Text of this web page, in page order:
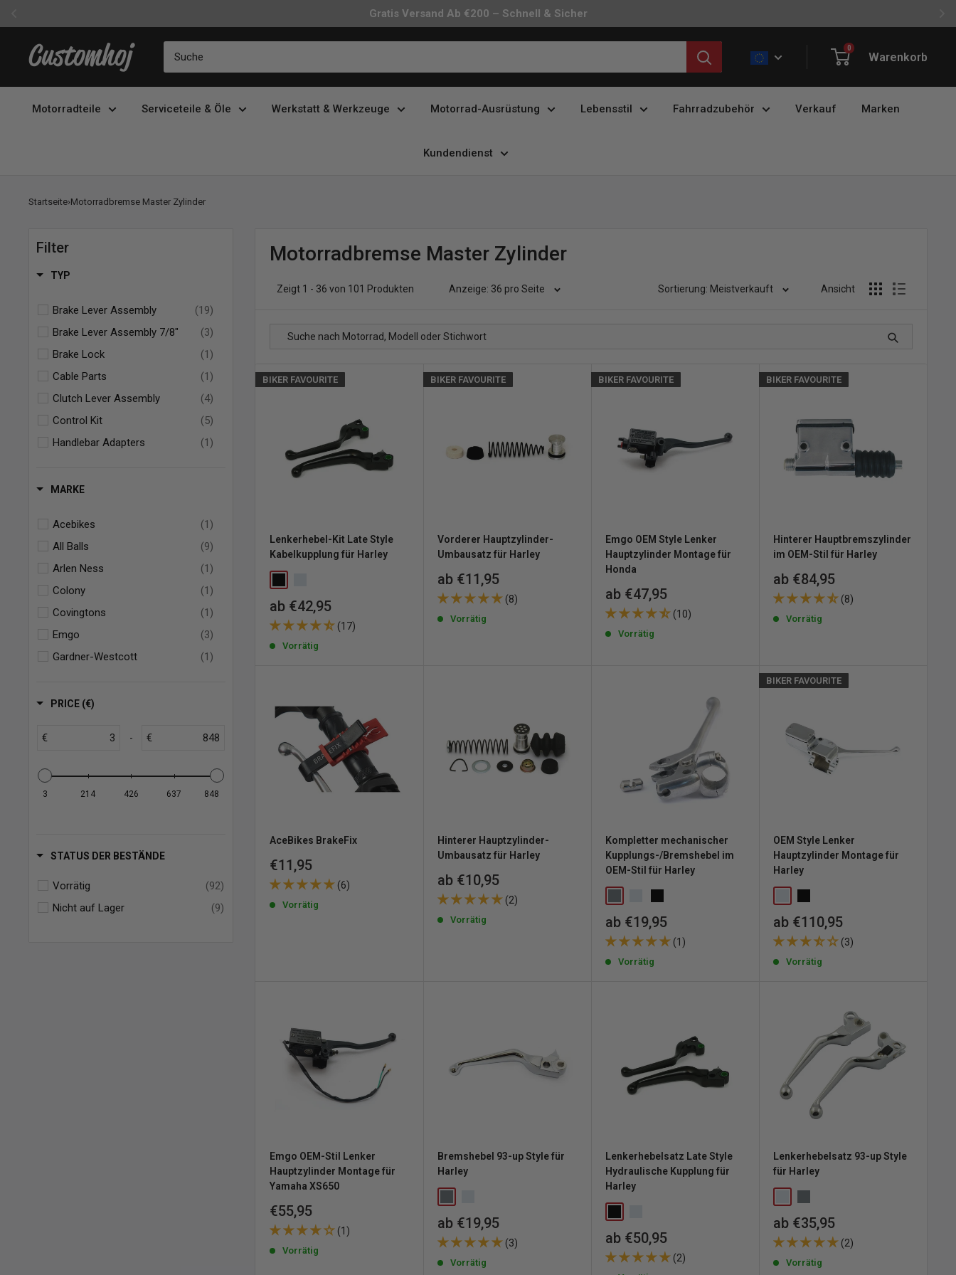
30 Tage Rückgabe Ohne Stress
Customhoj 0
Warenkorb
Motorradteile Serviceteile & Öle Werkstatt & Werkzeuge Motorrad-Ausrüstung Lebensstil Fahrradzubehör Verkauf Marken
Kundendienst
Startseite›Motorradbremse Master Zylinder
Filter
TYP
Brake Lever Assembly
(19)
Brake Lever Assembly 7/8"
(3)
Brake Lock
(1)
Cable Parts
(1)
Clutch Lever Assembly
(4)
Control Kit
(5)
Handlebar Adapters
(1)
Rear Brake Master Cylinder
MARKE
Acebikes
(1)
All Balls
(9)
Arlen Ness
(1)
Colony
(1)
Covingtons
(1)
Emgo
(3)
Gardner-Westcott
(1)
Kustom Tech
Performance Machine
(7)
(2)
Wannabe Choppers
(4)
PRICE (€)
€ - €
3 214 426 637 848
STATUS DER BESTÄNDE
Vorrätig
(92)
Nicht auf Lager
(9)
Motorradbremse Master Zylinder
Zeigt 1 - 36 von 101 Produkten Anzeige: 36 pro Seite Sortierung: Meistverkauft Ansicht
BIKER FAVOURITE
Lenkerhebel-Kit Late Style
Kabelkupplung für Harley
Sonderpreis
ab €42,95
(17)
Vorrätig
BIKER FAVOURITE
Vorderer Hauptzylinder-
Umbausatz für Harley
Sonderpreis
ab €11,95
(8)
Vorrätig
BIKER FAVOURITE
Emgo OEM Style Lenker
Hauptzylinder Montage für
Honda
Sonderpreis
ab €47,95
(10)
Vorrätig
BIKER FAVOURITE
Hinterer Hauptbremszylinder
im OEM-Stil für Harley
Sonderpreis
ab €84,95
(8)
Vorrätig
AceBikes BrakeFix
Sonderpreis
€11,95
(6)
Vorrätig
Hinterer Hauptzylinder-
Umbausatz für Harley
Sonderpreis
ab €10,95
(2)
Vorrätig
Kompletter mechanischer
Kupplungs-/Bremshebel im
OEM-Stil für Harley
Sonderpreis
ab €19,95
(1)
Vorrätig
BIKER FAVOURITE
OEM Style Lenker
Hauptzylinder Montage für
Harley
Sonderpreis
ab €110,95
(3)
Vorrätig
Emgo OEM-Stil Lenker
Hauptzylinder Montage für
Yamaha XS650
Sonderpreis
€55,95
(1)
Vorrätig
Bremshebel 93-up Style für
Harley
Sonderpreis
ab €19,95
(3)
Vorrätig
Lenkerhebelsatz Late Style
Hydraulische Kupplung für
Harley
Sonderpreis
ab €50,95
(2)
Lenkerhebelsatz 93-up Style
für Harley
Sonderpreis
ab €35,95
(2)
Vorrätig